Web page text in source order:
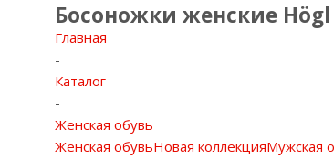
Босоножки женские Högl
Главная
-
Каталог
-
Женская обувь
Женская обувьНовая коллекцияМужская